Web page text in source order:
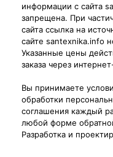
информации с сайта
запрещена. При
сайта ссылка на
сайте santexnika.info
Указанные цены
заказа через
Вы принимаете
обработки
соглашения каждый
любой форме
Разработка и